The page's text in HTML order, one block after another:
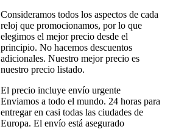
Consideramos todos los aspectos de cada
reloj que promocionamos, por lo que
elegimos el mejor precio desde el
principio. No hacemos descuentos
adicionales. Nuestro mejor precio es
nuestro precio listado.
El precio incluye envío urgente
Enviamos a todo el mundo. 24 horas para
entregar en casi todas las ciudades de
Europa. El envío está asegurado